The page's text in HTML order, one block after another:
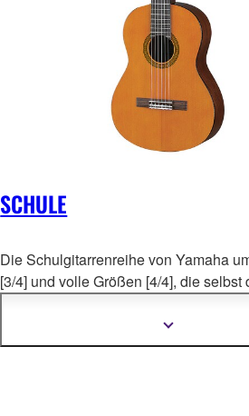
SCHULE
Die Schulgitarrenreihe von Yamaha
[3/4] und volle Größen [4/4], die selbst
stellt, auf denen sie wachsen können.
Mehr